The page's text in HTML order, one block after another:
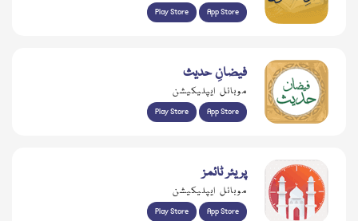
Play Store App Store
فیضانِ حدیث
موبائل ایپلیکیشن
Play Store App Store
پریئر ٹائمز
موبائل ایپلیکیشن
Play Store App Store